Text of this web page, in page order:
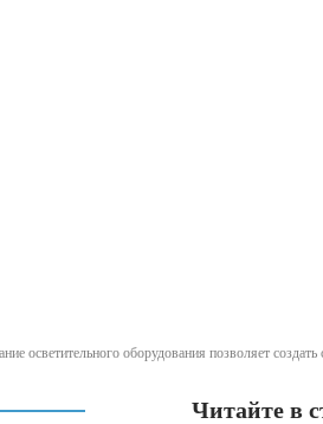
осветительного оборудования позволяет
Читайте в